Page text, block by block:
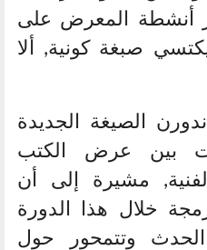
أنشطة المعرض على
صبغة كونية, ألا
الصيغة الجديدة
بين عرض الكتب
مشيرة إلى أن
خلال هذا الدورة
وتتمحور حول